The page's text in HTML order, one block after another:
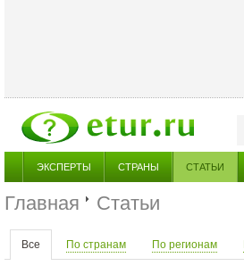
ЭКСПЕРТЫ СТРАНЫ СТАТЬИ
Главная Статьи
Все По странам По регионам